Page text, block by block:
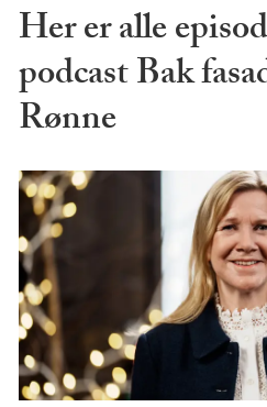
Her er alle
podcast Bak
Rønne